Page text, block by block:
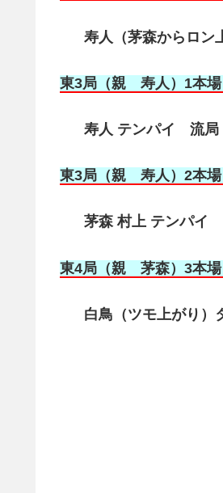
寿人（茅森からロン
東3局（親 寿人）1本場
寿人 テンパイ 流局
東3局（親 寿人）2本場
茅森 村上 テンパイ
東4局（親 茅森）3本
白鳥（ツモ上がり